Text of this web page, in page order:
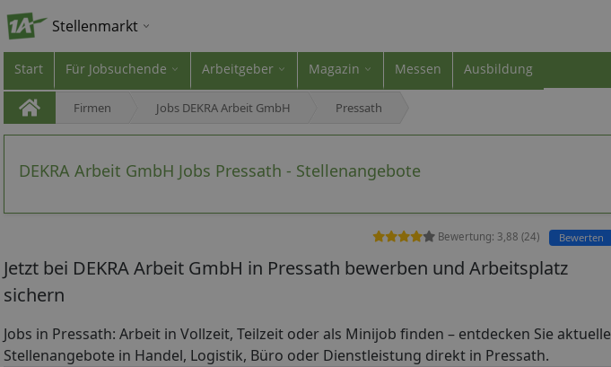
Stellenmarkt
Start Für Jobsuchende Arbeitgeber Magazin Messen Ausbildung
Firmen Jobs DEKRA Arbeit GmbH Pressath
DEKRA Arbeit GmbH Jobs Pressath - Stellenangebote
Bewertung: 3,88 (24) Bewerten
Jetzt bei DEKRA Arbeit GmbH in Pressath bewerben und Arbeitsplatz
sichern
Jobs in Pressath: Arbeit in Vollzeit, Teilzeit oder als Minijob finden – entdecken Sie aktuelle
Stellenangebote in Handel, Logistik, Büro oder Dienstleistung direkt in Pressath.